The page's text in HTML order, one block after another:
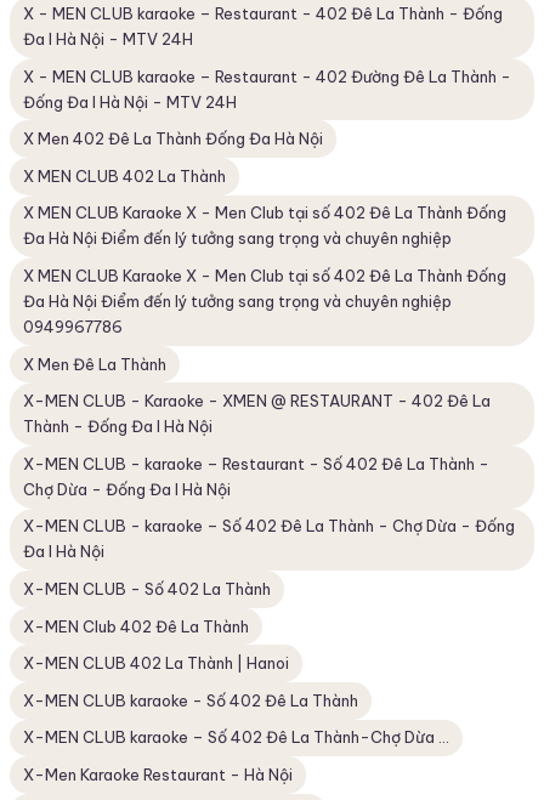
X - MEN CLUB karaoke – Restaurant - 402 Đê La Thành - Đống
Đa I Hà Nội - MTV 24H
X - MEN CLUB karaoke – Restaurant - 402 Đường Đê La Thành -
Đống Đa I Hà Nội - MTV 24H
X Men 402 Đê La Thành Đống Đa Hà Nội
X MEN CLUB 402 La Thành
X MEN CLUB Karaoke X - Men Club tại số 402 Đê La Thành Đống
Đa Hà Nội Điểm đến lý tưởng sang trọng và chuyên nghiệp
X MEN CLUB Karaoke X - Men Club tại số 402 Đê La Thành Đống
Đa Hà Nội Điểm đến lý tưởng sang trọng và chuyên nghiệp
0949967786
X Men Đê La Thành
X-MEN CLUB - Karaoke - XMEN @ RESTAURANT - 402 Đê La
Thành - Đống Đa I Hà Nội
X-MEN CLUB - karaoke – Restaurant - Số 402 Đê La Thành -
Chợ Dừa - Đống Đa I Hà Nội
X-MEN CLUB - karaoke – Số 402 Đê La Thành - Chợ Dừa - Đống
Đa I Hà Nội
X-MEN CLUB - Số 402 La Thành
X-MEN Club 402 Đê La Thành
X-MEN CLUB 402 La Thành | Hanoi
X-MEN CLUB karaoke - Số 402 Đê La Thành
X-MEN CLUB karaoke – Số 402 Đê La Thành-Chợ Dừa ...
X-Men Karaoke Restaurant - Hà Nội